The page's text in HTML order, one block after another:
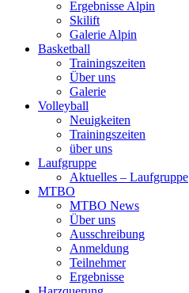
Ergebnisse Alpin
Skilift
Galerie Alpin
Basketball
Trainingszeiten
Über uns
Galerie
Volleyball
Neuigkeiten
Trainingszeiten
über uns
Laufgruppe
Aktuelles – Laufgruppe
MTBO
MTBO News
Über uns
Ausschreibung
Anmeldung
Teilnehmer
Ergebnisse